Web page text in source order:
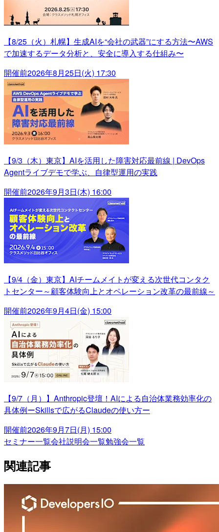
【8/25（火）札幌】生成AIを“会社の武器”にする方法〜AWS
で加速するデータ分析と、安全に導入する仕組み〜
開催前2026年8月25日(火) 17:30
【9/3（木）東京】AIを活用した障害対応最前線 | DevOps
Agentライブデモで学ぶ、自律型運用の実践
開催前2026年9月3日(木) 16:00
【9/4（金）東京】AIチームメイトが変える次世代コンタク
トセンター～顧客体験向上とオペレーション改革の最前線～
開催前2026年9月4日(金) 15:00
【9/7（月）】Anthropic登壇！AIによる自治体業務効率化の
具体例ーSkillsで広がるClaudeの使い方ー
開催前2026年9月7日(月) 15:00
セミナー一覧会社説明会一覧勉強会一覧
関連記事